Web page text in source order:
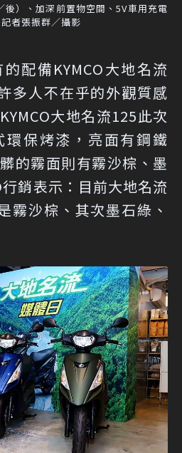
後）、加深前置物空間、5V車用充電
者張振群／攝影
配備KYMCO大地名流
多人不在乎的外觀質感
大地名流125此次
環保烤漆，亮面有鋼鐵
的霧面則有霧沙棕、墨
銷表示：目前大地名流
霧沙棕、其次墨石綠、